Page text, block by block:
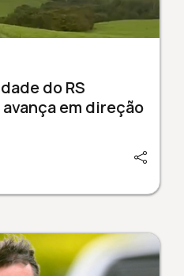
do RS
em direção